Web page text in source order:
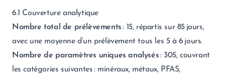
6.1 Couverture analytique
Nombre total de prélèvements: 15, répartis sur 85 jours,
avec une moyenne d’un prélèvement tous les 5 à 6 jours.
Nombre de paramètres uniques analysés: 305, couvrant
les catégories suivantes : minéraux, métaux, PFAS,